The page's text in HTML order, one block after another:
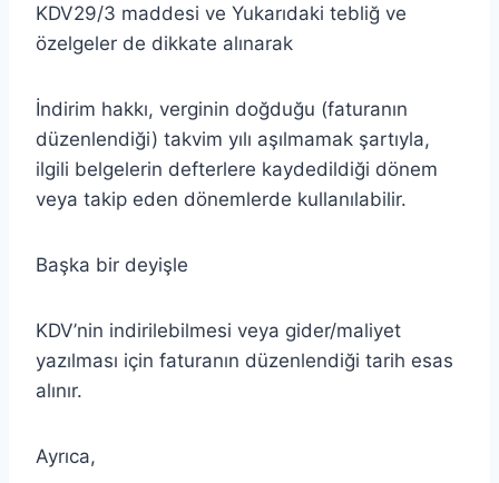
KDV29/3 maddesi ve Yukarıdaki tebliğ ve
özelgeler de dikkate alınarak
İndirim hakkı, verginin doğduğu (faturanın
düzenlendiği) takvim yılı aşılmamak şartıyla,
ilgili belgelerin defterlere kaydedildiği dönem
veya takip eden dönemlerde kullanılabilir.
Başka bir deyişle
KDV’nin indirilebilmesi veya gider/maliyet
yazılması için faturanın düzenlendiği tarih esas
alınır.
Ayrıca,